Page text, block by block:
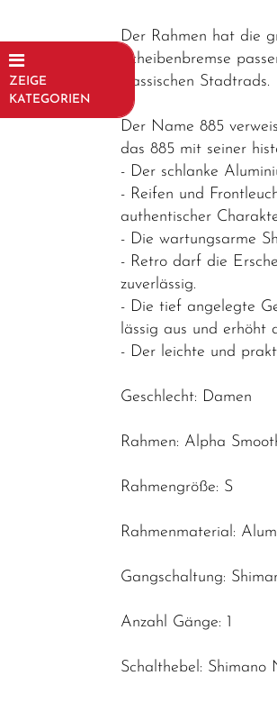
ZEIGE
KATEGORIEN
Mountainbikes
Sonderangebote
Der Rahmen hat die
Scheibenbremse
klassischen Stadtrads.
Der Name 885
das 885 mit seiner
- Der schlanke
- Reifen und
authentischer
- Die wartungsarme
- Retro darf die
zuverlässig.
- Die tief angelegte
lässig aus und erhöht
- Der leichte und
Geschlecht: Damen
Rahmen: Alpha
Rahmengröße: S
Rahmenmaterial:
Gangschaltung:
Anzahl Gänge: 1
Schalthebel: Shimano